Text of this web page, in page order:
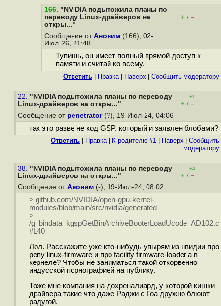
166. "NVIDIA подытожила планы по
переводу Linux-драйверов на
откры..."
+ / –
Сообщение от Аноним (166), 02-
Июл-26, 21:48
Тупишь, он имеет полный прямой доступ к
памяти и считай ко всему.
Ответить Правка| Наверх Cообщить модератору
22. "NVIDIA подытожила планы по переводу
Linux-драйверов на откры..."
+1
+ / –
Сообщение от penetrator(?), 19-Июл-24, 04:06
так это разве не код GSP, который и заявлен блобами?
Ответить Правка| К родителю #1 Наверх
Cообщить
модератору
38. "NVIDIA подытожила планы по переводу
Linux-драйверов на откры..."
+4
+ / –
Сообщение от Аноним (-), 19-Июл-24, 08:02
> github.com/NVIDIA/open-gpu-kernel-
modules/blob/main/src/nvidia/generated
>
/g_bindata_kgspGetBinArchiveBooterLoadUcode_AD102.c
#L40
Лол. Расскажите уже кто-нибудь упырям из нвидии про
репу linux-firmware и про facility firmware-loader'а в
кернеле? Чтобы не заниматься такой откорвенно
индусской порнографией на публику.
Тоже мне компания на дохреналиард, у которой кишки
драйвера такие что даже Раджи с Гоа дружно блюют
радугой.